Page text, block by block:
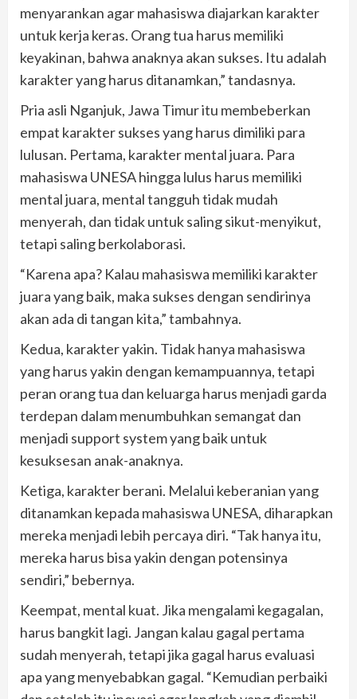
menyarankan agar mahasiswa diajarkan karakter
untuk kerja keras. Orang tua harus memiliki
keyakinan, bahwa anaknya akan sukses. Itu adalah
karakter yang harus ditanamkan,” tandasnya.
Pria asli Nganjuk, Jawa Timur itu membeberkan
empat karakter sukses yang harus dimiliki para
lulusan. Pertama, karakter mental juara. Para
mahasiswa UNESA hingga lulus harus memiliki
mental juara, mental tangguh tidak mudah
menyerah, dan tidak untuk saling sikut-menyikut,
tetapi saling berkolaborasi.
“Karena apa? Kalau mahasiswa memiliki karakter
juara yang baik, maka sukses dengan sendirinya
akan ada di tangan kita,” tambahnya.
Kedua, karakter yakin. Tidak hanya mahasiswa
yang harus yakin dengan kemampuannya, tetapi
peran orang tua dan keluarga harus menjadi garda
terdepan dalam menumbuhkan semangat dan
menjadi support system yang baik untuk
kesuksesan anak-anaknya.
Ketiga, karakter berani. Melalui keberanian yang
ditanamkan kepada mahasiswa UNESA, diharapkan
mereka menjadi lebih percaya diri. “Tak hanya itu,
mereka harus bisa yakin dengan potensinya
sendiri,” bebernya.
Keempat, mental kuat. Jika mengalami kegagalan,
harus bangkit lagi. Jangan kalau gagal pertama
sudah menyerah, tetapi jika gagal harus evaluasi
apa yang menyebabkan gagal. “Kemudian perbaiki